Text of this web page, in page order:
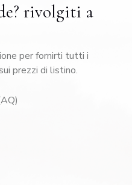
rivolgiti a
per fornirti tutti i
prezzi di listino.